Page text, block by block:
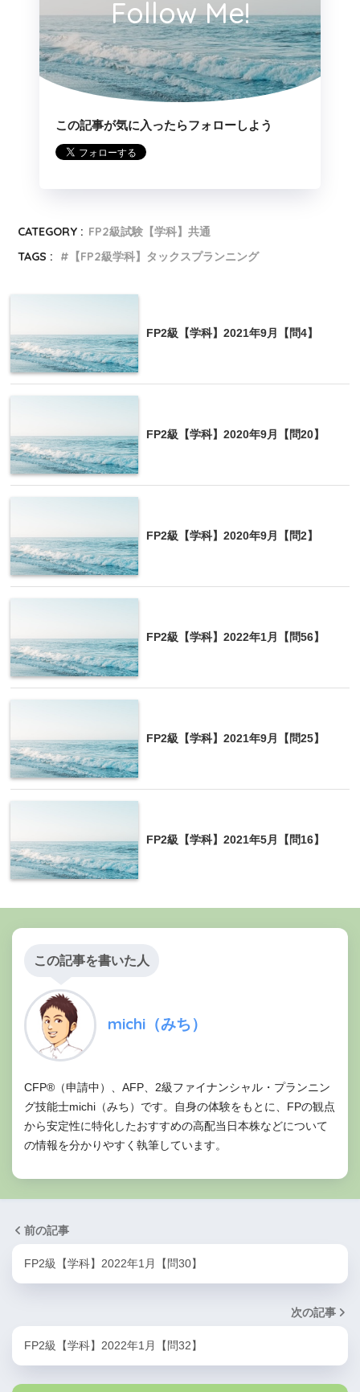
方式
計算し納付する方法
贈与税、相続税など
賦課
国や地方自治体が税
額を計算し、納税者
加算税、過怠税、固定資産
税、不動産取得税、自動車
おもな直接税と間接税
直接税
所得税(国税)
法人税(国税)
相続税(国税)
事業税(地方税)
自動車税(地方税)
固定資産税(地方税)など
消費税(国税)
たばこ税(国税)
登録免許税(国税)
入湯税(地方税)など
これは仕組みを考えれば簡単ですね。
代わりに納税しているものです。
4の解説
税金には国税と地方税があるが、不動産取得税は国
税に該当し、固定資産税は地方税に該当する。
贈与税
登録免許税
印紙税
都市計画税
国民健康保険税
Follow Me!
この記事が気に入ったらフォローしよう
CATEGORY : FP2級試験【学科】共通
TAGS :
【FP2級学科】タックスプランニング
FP2級【学科】2021年9月【問4】
FP2級【学科】2020年9月【問20】
FP2級【学科】2020年9月【問2】
FP2級【学科】2022年1月【問56】
FP2級【学科】2021年9月【問25】
FP2級【学科】2021年5月【問16】
この記事を書いた人
michi（みち）
CFP®（申請中）、AFP、2級ファイナンシャル・プランニン
グ技能士michi（みち）です。自身の体験をもとに、FPの観点
から安定性に特化したおすすめの高配当日本株などについて
の情報を分かりやすく執筆しています。
前の記事
FP2級【学科】2022年1月【問30】
次の記事
FP2級【学科】2022年1月【問32】